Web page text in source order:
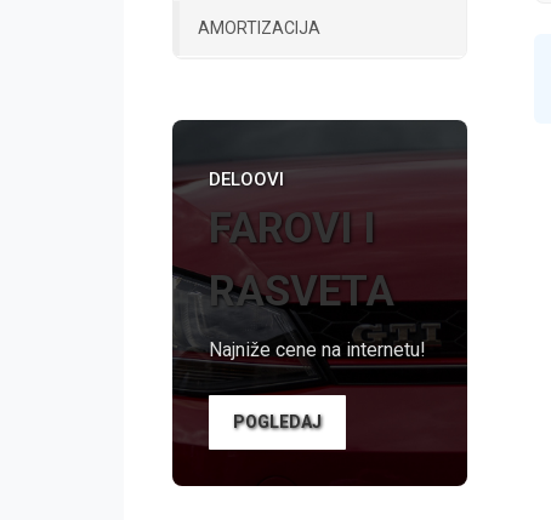
AMORTIZACIJA
DELOOVI
FAROVI I
RASVETA
Najniže cene na internetu!
POGLEDAJ